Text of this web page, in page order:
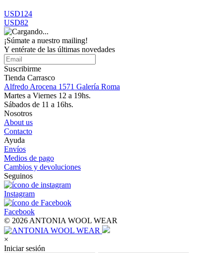
USD124
USD82
¡Súmate a nuestro mailing!
Y entérate de las últimas novedades
Suscribirme
Tienda Carrasco
Alfredo Arocena 1571 Galería Roma
Martes a Viernes 12 a 19hs.
Sábados de 11 a 16hs.
Nosotros
About us
Contacto
Ayuda
Envíos
Medios de pago
Cambios y devoluciones
Seguinos
Instagram
Facebook
© 2026 ANTONIA WOOL WEAR
×
Iniciar sesión